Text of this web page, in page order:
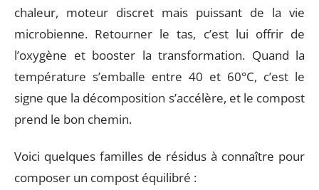
chaleur, moteur discret mais puissant de la vie
microbienne. Retourner le tas, c’est lui offrir de
l’oxygène et booster la transformation. Quand la
température s’emballe entre 40 et 60°C, c’est le
signe que la décomposition s’accélère, et le compost
prend le bon chemin.
Voici quelques familles de résidus à connaître pour
composer un compost équilibré :